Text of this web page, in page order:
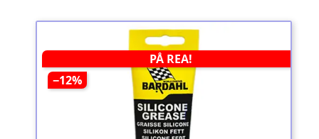
PÅ REA!
−12%